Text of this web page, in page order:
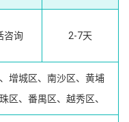
咨询 2-7天
增城区、南沙区、黄埔
区、番禺区、越秀区、